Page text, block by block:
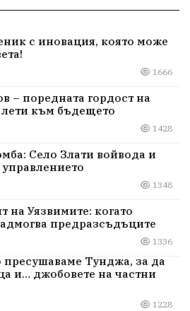
с иновация, която може
1666
– поредната гордост на
към бъдещето
1428
Село Злати войвода и
1348
на Уязвимите: когато
предразсъдъците
1336
Тунджа, за да
и… джобовете на частни
1228